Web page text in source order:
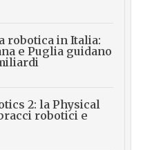
robotica in Italia:
e Puglia guidano
2: la Physical
robotici e